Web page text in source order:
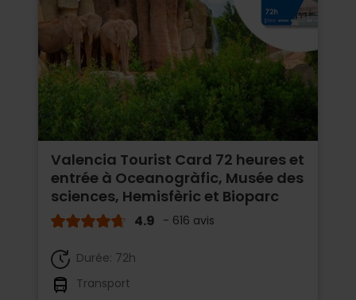
Valencia Tourist Card 72 heures et
entrée à Oceanogràfic, Musée des
sciences, Hemisfèric et Bioparc
4.9 - 616 avis
Durée: 72h
Transport